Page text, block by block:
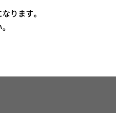
ります。